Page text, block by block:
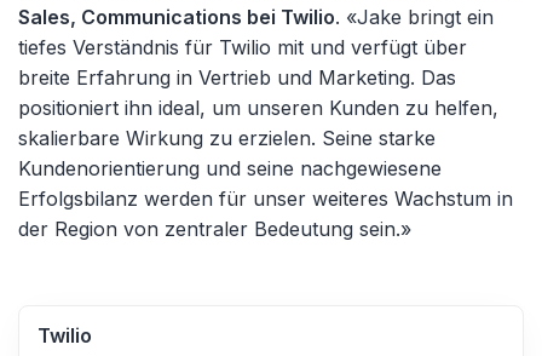
Sales, Communications bei Twilio. «Jake bringt ein
tiefes Verständnis für Twilio mit und verfügt über
breite Erfahrung in Vertrieb und Marketing. Das
positioniert ihn ideal, um unseren Kunden zu helfen,
skalierbare Wirkung zu erzielen. Seine starke
Kundenorientierung und seine nachgewiesene
Erfolgsbilanz werden für unser weiteres Wachstum in
der Region von zentraler Bedeutung sein.»
Twilio